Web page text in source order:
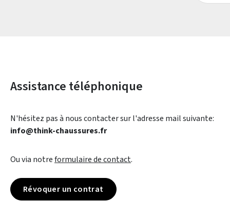
Assistance téléphonique
N'hésitez pas à nous contacter sur l'adresse mail suivante:
info@think-chaussures.fr
Ou via notreformulaire de contact.
Révoquer un contrat